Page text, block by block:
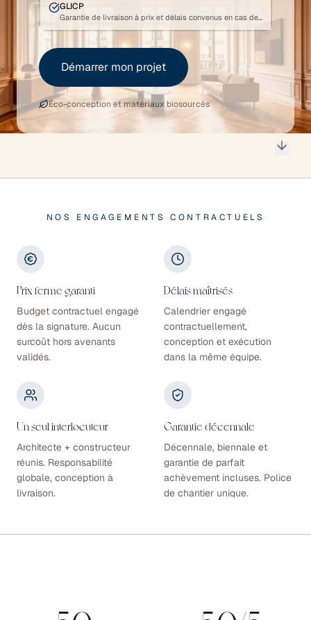
GLICP
Garantie de livraison à prix et délais convenus en cas de défaillance.
Démarrer mon projet
Éco-conception et matériaux biosourcés
Nos engagements contractuels
NOS ENGAGEMENTS CONTRACTUELS
Prix ferme garanti
Budget contractuel engagé
dès la signature. Aucun
surcoût hors avenants
validés.
Délais maîtrisés
Calendrier engagé
contractuellement,
conception et exécution
dans la même équipe.
Un seul interlocuteur
Architecte + constructeur
réunis. Responsabilité
globale, conception à
livraison.
Garantie décennale
Décennale, biennale et
garantie de parfait
achèvement incluses. Police
de chantier unique.